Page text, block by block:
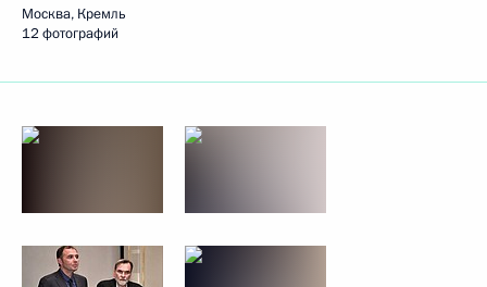
Москва, Кремль
12 фотографий